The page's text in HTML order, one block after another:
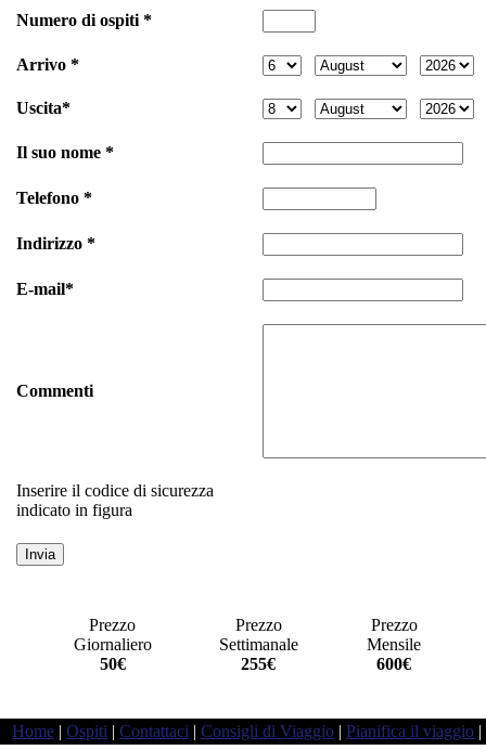
Numero di ospiti *
Arrivo *
Uscita*
Il suo nome *
Telefono *
Indirizzo *
E-mail*
Commenti
Inserire il codice di sicurezza
indicato in figura
Prezzo
Giornaliero
50€
Prezzo
Settimanale
255€
Prezzo
Mensile
600€
Home | Ospiti | Contattaci | Consigli di Viaggio | Pianifica il viaggio |